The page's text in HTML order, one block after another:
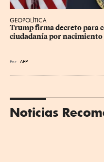
GEOPOLÍTICA
Trump firma decreto para
ciudadanía por nacimiento
Por AFP
Noticias